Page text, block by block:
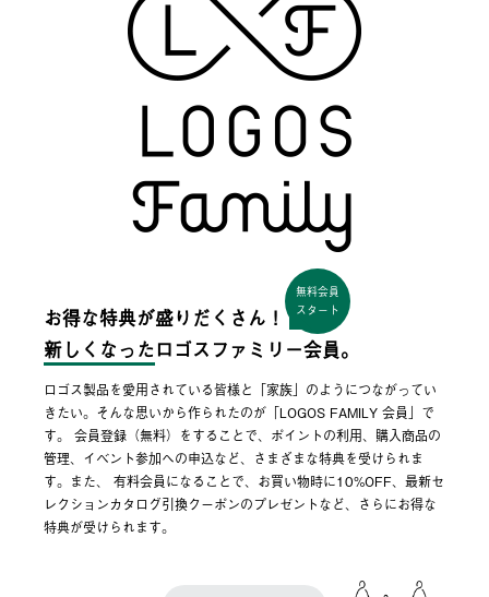
お得な特典が盛りだくさん！
無料会員
スタート
新しくなった ロゴスファミリー会員。
ロゴス製品を愛用されている皆様と「家族」のようにつながってい
きたい。そんな思いから作られたのが「LOGOS FAMILY 会員」で
す。 会員登録（無料）をすることで、ポイントの利用、購入商品の
管理、イベント参加への申込など、さまざまな特典を受けられま
す。また、 有料会員になることで、お買い物時に10%OFF、最新セ
レクションカタログ引換クーポンのプレゼントなど、さらにお得な
特典が受けられます。